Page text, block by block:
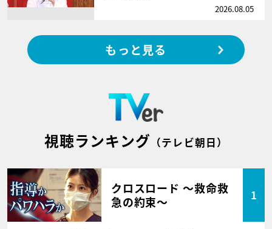
2026.08.05
もっと見る
視聴ランキング （テレビ朝日）
クロスロード ～救命救
急の約束～
1